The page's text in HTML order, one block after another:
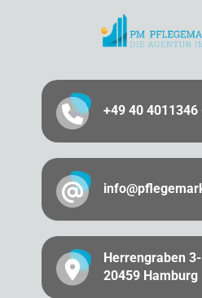
+49 40 4011346
Herrengraben
20459 Hamburg